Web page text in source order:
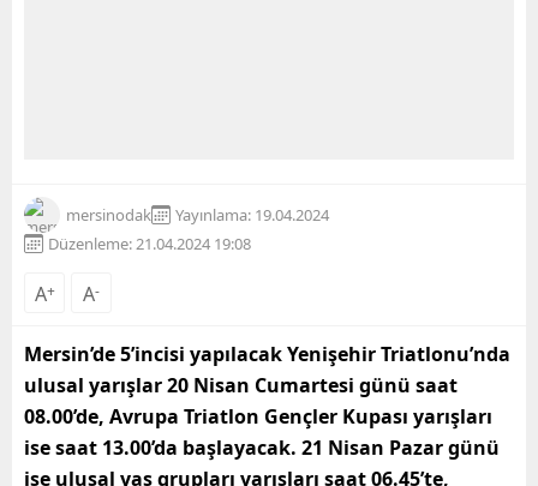
mersinodak
Yayınlama: 19.04.2024
Düzenleme: 21.04.2024 19:08
A+ A-
Mersin’de 5’incisi yapılacak Yenişehir Triatlonu’nda
ulusal yarışlar 20 Nisan Cumartesi günü saat
08.00’de, Avrupa Triatlon Gençler Kupası yarışları
ise saat 13.00’da başlayacak. 21 Nisan Pazar günü
ise ulusal yaş grupları yarışları saat 06.45’te,